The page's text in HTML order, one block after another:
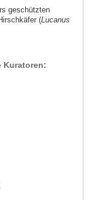
geschützten
(Lucanus
Kuratoren: